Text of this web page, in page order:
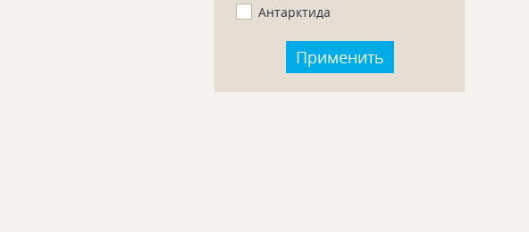
Антарктида